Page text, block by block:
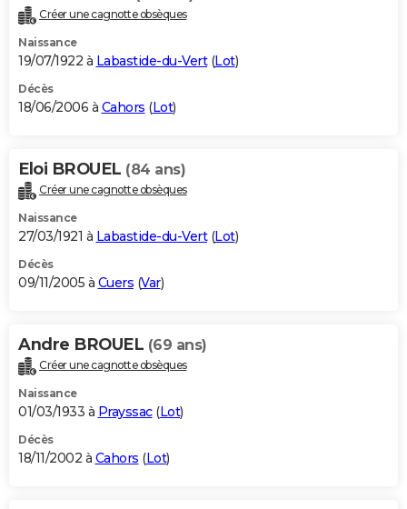
Créer une cagnotte obsèques
Naissance
19/07/1922 à Labastide-du-Vert(Lot)
Décès
18/06/2006 à Cahors (Lot)
Eloi BROUEL (84 ans)
Créer une cagnotte obsèques
Naissance
27/03/1921 à Labastide-du-Vert(Lot)
Décès
09/11/2005 à Cuers (Var)
Andre BROUEL (69 ans)
Créer une cagnotte obsèques
Naissance
01/03/1933 à Prayssac(Lot)
Décès
18/11/2002 à Cahors (Lot)